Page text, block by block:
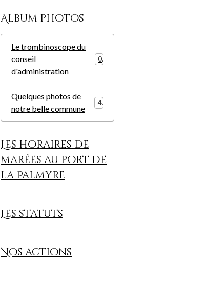
Album photos
Le trombinoscope du
conseil
d'administration
0
Quelques photos de
notre belle commune
4
Les horaires de
marées au port de
la Palmyre
Les statuts
Nos actions